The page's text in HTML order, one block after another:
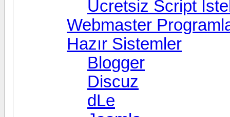
Ücretsiz Script
Webmaster
Hazır Sistemler
Blogger
Discuz
dLe